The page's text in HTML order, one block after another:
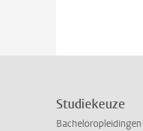
Studiekeuze
Bacheloropleidingen